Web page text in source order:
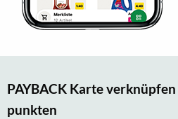
PAYBACK Karte
punkten